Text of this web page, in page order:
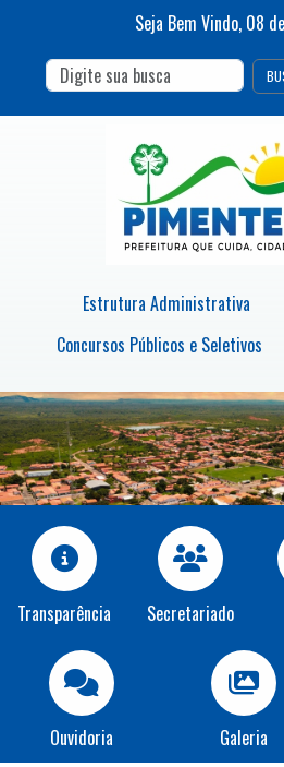
Seja Bem Vindo, 08 de
Estrutura Administrativa
Concursos Públicos e Seletivos
Transparência Secretariado
Ouvidoria Galeria